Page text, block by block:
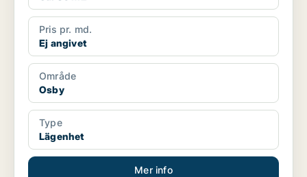
Pris pr. md.
Ej angivet
Område
Osby
Type
Lägenhet
Mer info